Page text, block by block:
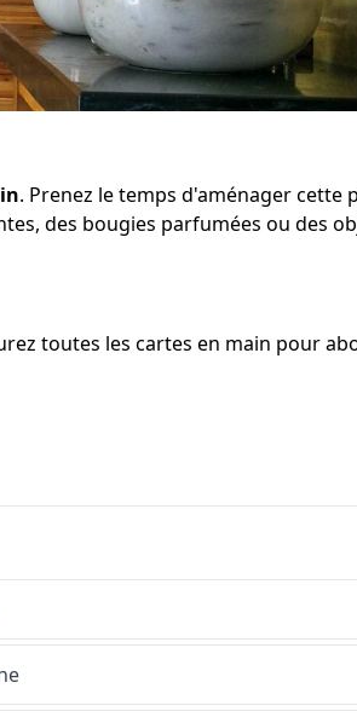
. Prenez le temps d'aménager cette
des bougies parfumées ou des
toutes les cartes en main pour